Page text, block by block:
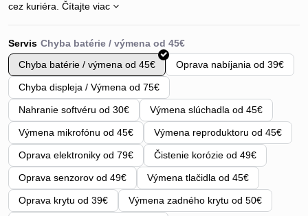
cez kuriéra. Čítajte viac
Servis
Chyba batérie / výmena od 45€
Oprava nabíjania od 39€
Chyba displeja / Výmena od 75€
Nahranie softvéru od 30€ Výmena slúchadla od 45€
Výmena mikrofónu od 45€ Výmena reproduktoru od 45€
Oprava elektroniky od 79€ Čistenie korózie od 49€
Oprava senzorov od 49€ Výmena tlačidla od 45€
Oprava krytu od 39€ Výmena zadného krytu od 50€